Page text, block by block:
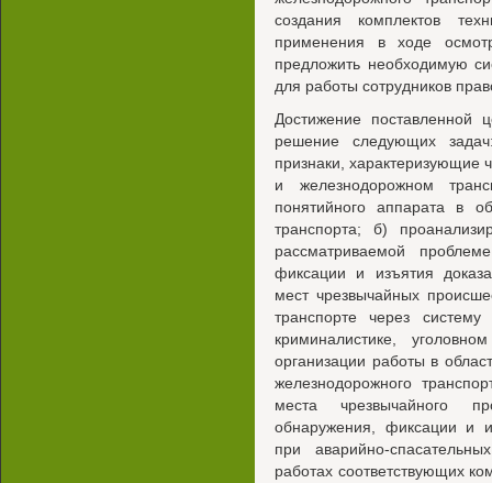
создания комплектов
применения в ходе
предложить необходимую
для работы сотрудников
Достижение поставленной
решение следующих
признаки, характеризующие
и железнодорожном
понятийного аппарата в
транспорта; б)
рассматриваемой
фиксации и изъятия
мест чрезвычайных
транспорте через
криминалистике,
организации работы в
железнодорожного
места чрезвычайного
обнаружения, фиксации и
при аварийно-
работах соответствующих